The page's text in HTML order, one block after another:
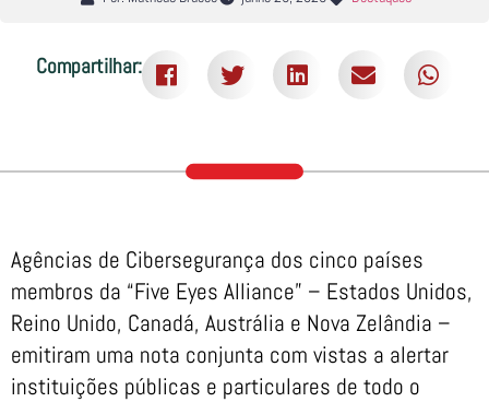
Compartilhar:
Agências de Cibersegurança dos cinco países
membros da “Five Eyes Alliance” – Estados Unidos,
Reino Unido, Canadá, Austrália e Nova Zelândia –
emitiram uma nota conjunta com vistas a alertar
instituições públicas e particulares de todo o